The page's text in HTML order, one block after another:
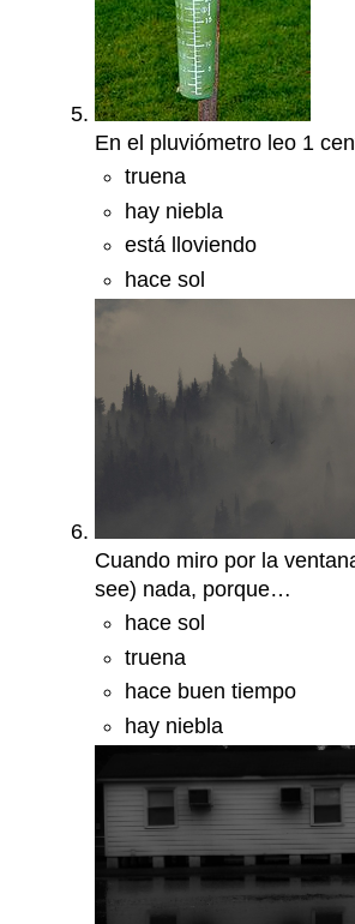
En el pluviómetro leo 1
truena
hay niebla
está lloviendo
hace sol
Cuando miro por la
see) nada, porque…
hace sol
truena
hace buen tiempo
hay niebla